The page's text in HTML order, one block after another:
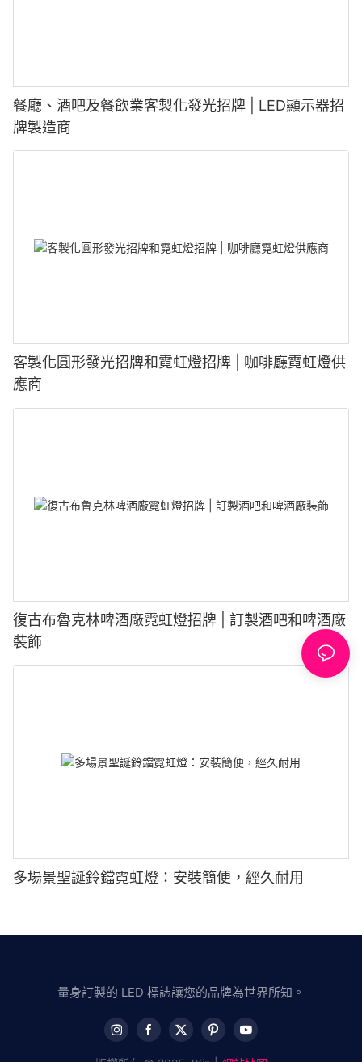
餐廳、酒吧及餐飲業客製化發光招牌 | LED顯示器招
牌製造商
客製化圓形發光招牌和霓虹燈招牌 | 咖啡廳霓虹燈供
應商
復古布魯克林啤酒廠霓虹燈招牌 | 訂製酒吧和啤酒廠
裝飾
多場景聖誕鈴鐺霓虹燈：安裝簡便，經久耐用
量身訂製的 LED 標誌讓您的品牌為世界所知。